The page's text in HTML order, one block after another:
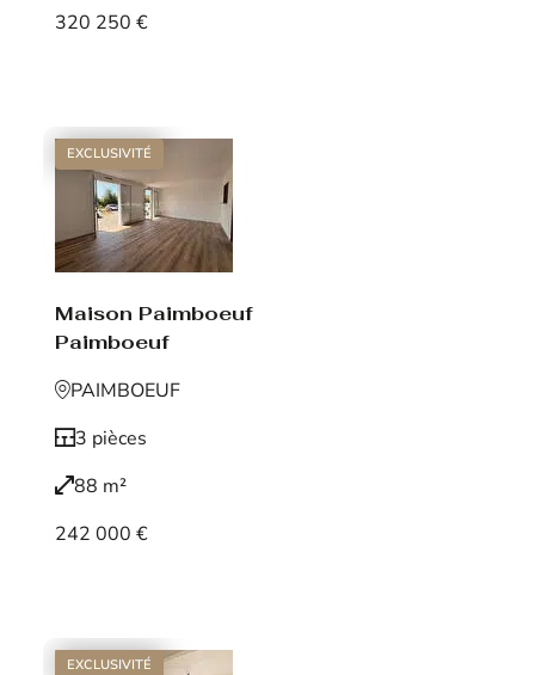
320 250 €
EXCLUSIVITÉ
Maison Paimboeuf
Paimboeuf
PAIMBOEUF
3 pièces
88 m²
242 000 €
EXCLUSIVITÉ